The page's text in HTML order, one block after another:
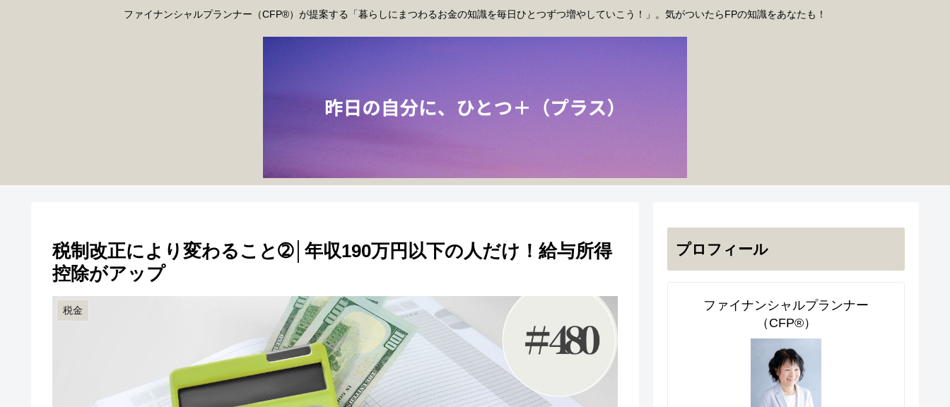
ファイナンシャルプランナー（CFP®）が提案する「暮らしにまつわるお金の知識を毎日ひとつずつ増やしていこう！」。気がついたらFPの知識をあなたも！
税制改正により変わること➁│年収190万円以下の人だけ！給与所得
控除がアップ
税金
プロフィール
ファイナンシャルプランナー
（CFP®）